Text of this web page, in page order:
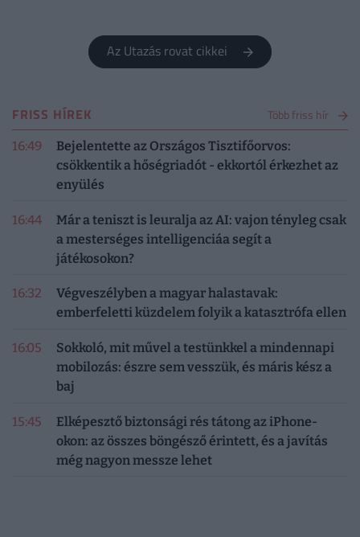
Az Utazás rovat cikkei
FRISS HÍREK Több friss hír
16:49
Bejelentette az Országos Tisztifőorvos:
csökkentik a hőségriadót - ekkortól érkezhet az
enyülés
16:44
Már a teniszt is leuralja az AI: vajon tényleg csak
a mesterséges intelligenciáa segít a
játékosokon?
16:32
Végveszélyben a magyar halastavak:
emberfeletti küzdelem folyik a katasztrófa ellen
16:05
Sokkoló, mit művel a testünkkel a mindennapi
mobilozás: észre sem vesszük, és máris kész a
baj
15:45
Elképesztő biztonsági rés tátong az iPhone-
okon: az összes böngésző érintett, és a javítás
még nagyon messze lehet